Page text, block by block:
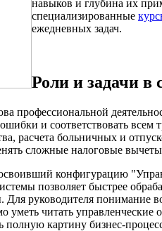
навыков и глубина их
специализированные
ежедневных задач.
Роли и задачи в
профессиональной
и соответствовать всем
расчета больничных и
сложные налоговые
конфигурацию
позволяет быстрее
руководителя понимание
уметь читать
полную картину бизнес-